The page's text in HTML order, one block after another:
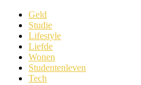
Geld
Studie
Lifestyle
Liefde
Wonen
Studentenleven
Tech